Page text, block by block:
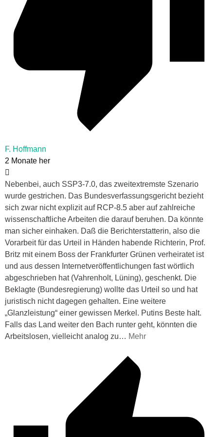
F. Hoffmann
2 Monate her
Nebenbei, auch SSP3-7.0, das zweitextremste Szenario
wurde gestrichen. Das Bundesverfassungsgericht bezieht
sich zwar nicht explizit auf RCP-8.5 aber auf zahlreiche
wissenschaftliche Arbeiten die darauf beruhen. Da könnte
man sicher einhaken. Daß die Berichterstatterin, also die
Vorarbeit für das Urteil in Händen habende Richterin, Prof.
Britz mit einem Boss der Frankfurter Grünen verheiratet ist
und aus dessen Internetveröffentlichungen fast wörtlich
abgeschrieben hat (Vahrenholt, Lüning), geschenkt. Die
Beklagte (Bundesregierung) wollte das Urteil so und hat
juristisch nicht dagegen gehalten. Eine weitere
„Glanzleistung“ einer gewissen Merkel. Putins Beste halt.
Falls das Land weiter den Bach runter geht, könnten die
Arbeitslosen, vielleicht analog zu… Mehr